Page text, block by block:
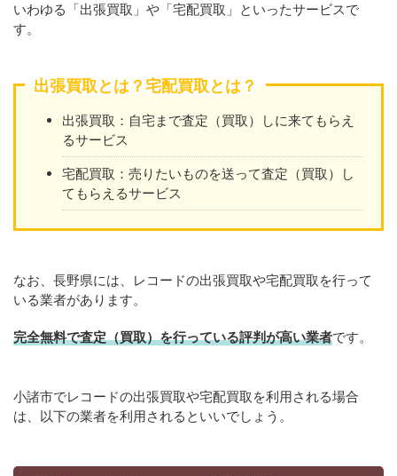
いわゆる「出張買取」や「宅配買取」といったサービスで
す。
出張買取とは？宅配買取とは？
出張買取：自宅まで査定（買取）しに来てもらえ
るサービス
宅配買取：売りたいものを送って査定（買取）し
てもらえるサービス
なお、長野県には、レコードの出張買取や宅配買取を行って
いる業者があります。
完全無料で査定（買取）を行っている評判が高い業者です。
小諸市でレコードの出張買取や宅配買取を利用される場合
は、以下の業者を利用されるといいでしょう。